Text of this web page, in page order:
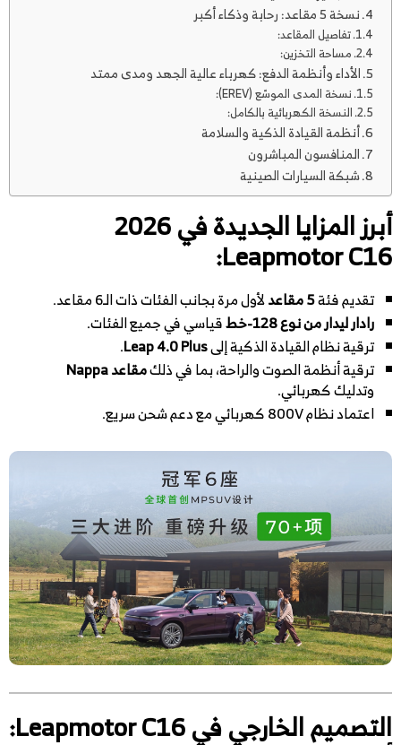
نسخة 5 مقاعد: رحابة وذكاء أكبر
تفاصيل المقاعد:
مساحة التخزين:
الأداء وأنظمة الدفع: كهرباء عالية الجهد ومدى ممتد
نسخة المدى الموسّع (EREV):
النسخة الكهربائية بالكامل:
أنظمة القيادة الذكية والسلامة
المنافسون المباشرون
شبكة السيارات الصينية
أبرز المزايا الجديدة في 2026
Leapmotor C16:
تقديم فئة5 مقاعد
لأول مرة بجانب الفئات ذات الـ6 مقاعد.
رادار ليدار من نوع 128-خط
قياسي في جميع الفئات.
ترقية نظام القيادة الذكية إلىLeap 4.0 Plus
.
ترقية أنظمة الصوت والراحة، بما في ذلكمقاعد Nappa
وتدليك كهربائي.
اعتماد نظام 800V كهربائي مع دعم شحن سريع.
التصميم الخارجي في Leapmotor C16: